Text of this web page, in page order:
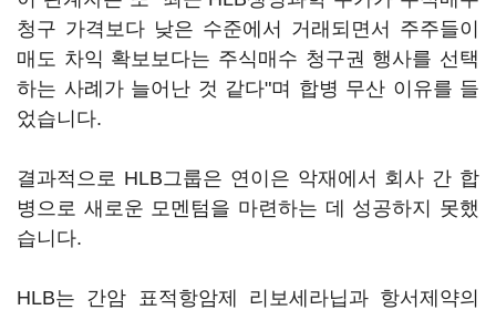
청구 가격보다 낮은 수준에서 거래되면서 주주들이
매도 차익 확보보다는 주식매수 청구권 행사를 선택
하는 사례가 늘어난 것 같다"며 합병 무산 이유를 들
었습니다.
결과적으로 HLB그룹은 연이은 악재에서 회사 간 합
병으로 새로운 모멘텀을 마련하는 데 성공하지 못했
습니다.
HLB는 간암 표적항암제 리보세라닙과 항서제약의